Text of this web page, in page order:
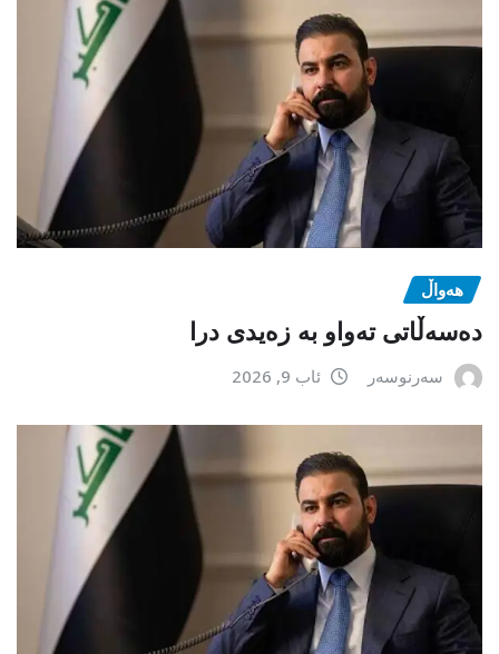
هەواڵ
دەسەڵاتی تەواو بە زەیدی درا
سەرنوسەر ئاب 9, 2026